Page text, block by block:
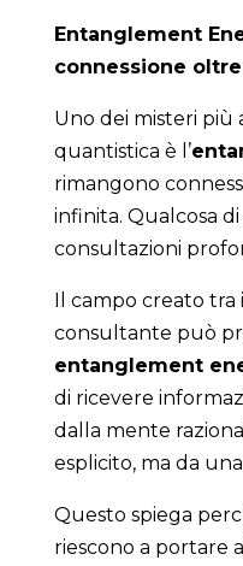
Entanglement
connessione
Uno dei misteri più
quantistica è l’
rimangono
infinita. Qualcosa
consultazioni
Il campo creato tra
consultante può
entanglement
di ricevere
dalla mente
esplicito, ma da
Questo spiega
riescono a portare